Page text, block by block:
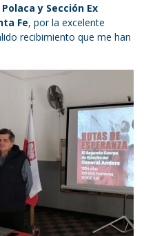
y Sección Ex
Fe, por la excelente
recibimiento que me han